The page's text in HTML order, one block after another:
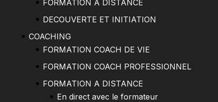
FORMATION A DISTANCE
DECOUVERTE ET INITIATION
COACHING
FORMATION COACH DE VIE
FORMATION COACH PROFESSIONNEL
FORMATION A DISTANCE
En direct avec le formateur